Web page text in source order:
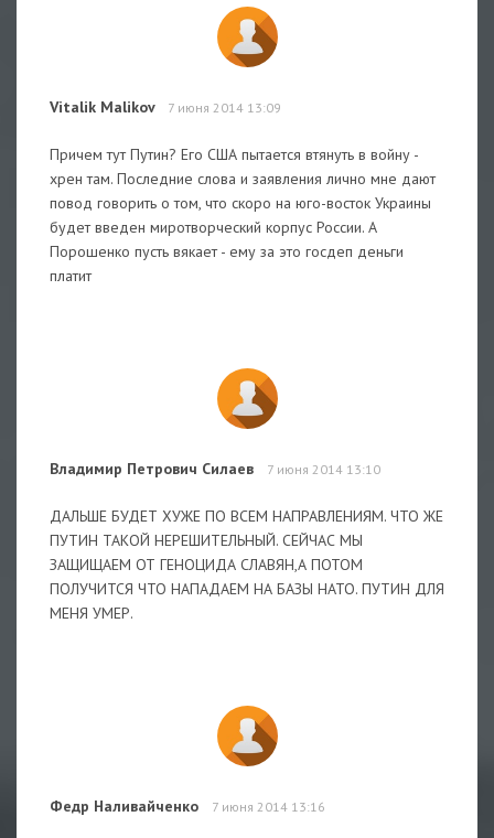
Vitalik Malikov 7 июня 2014 13:09
Причем тут Путин? Его США пытается втянуть в войну -
хрен там. Последние слова и заявления лично мне дают
повод говорить о том, что скоро на юго-восток Украины
будет введен миротворческий корпус России. А
Порошенко пусть вякает - ему за это госдеп деньги
платит
Владимир Петрович Силаев 7 июня 2014 13:10
ДАЛЬШЕ БУДЕТ ХУЖЕ ПО ВСЕМ НАПРАВЛЕНИЯМ. ЧТО ЖЕ
ПУТИН ТАКОЙ НЕРЕШИТЕЛЬНЫЙ. СЕЙЧАС МЫ
ЗАЩИЩАЕМ ОТ ГЕНОЦИДА СЛАВЯН,А ПОТОМ
ПОЛУЧИТСЯ ЧТО НАПАДАЕМ НА БАЗЫ НАТО. ПУТИН ДЛЯ
МЕНЯ УМЕР.
Федр Наливайченко 7 июня 2014 13:16